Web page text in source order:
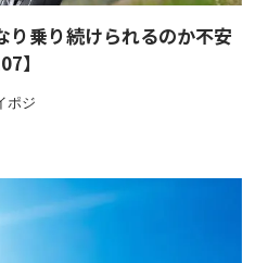
り乗り続けられるのか不安
】
ポジ